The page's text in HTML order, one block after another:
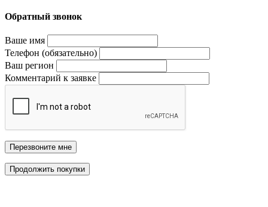
Обратный звонок
Ваше имя
Телефон (обязательно)
Ваш регион
Комментарий к заявке
Перезвоните мне
Продолжить покупки